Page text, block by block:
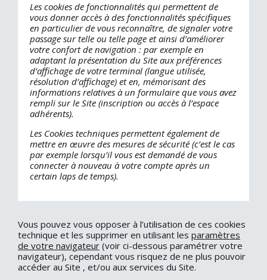
Les cookies de fonctionnalités qui permettent de
vous donner accès à des fonctionnalités spécifiques
en particulier de vous reconnaître, de signaler votre
passage sur telle ou telle page et ainsi d’améliorer
votre confort de navigation : par exemple en
adaptant la présentation du Site aux préférences
d’affichage de votre terminal (langue utilisée,
résolution d’affichage) et en, mémorisant des
informations relatives à un formulaire que vous avez
rempli sur le Site (inscription ou accès à l’espace
adhérents).
Les Cookies techniques permettent également de
mettre en œuvre des mesures de sécurité (c’est le cas
par exemple lorsqu’il vous est demandé de vous
connecter à nouveau à votre compte après un
certain laps de temps).
Vous pouvez vous opposer à l’utilisation de ces cookies
technique et les supprimer en utilisant les paramètres
de votre navigateur (voir ci-dessous paramétrer votre
navigateur), cependant vous risquez de ne plus pouvoir
accéder au Site , et/ou aux services du Site.